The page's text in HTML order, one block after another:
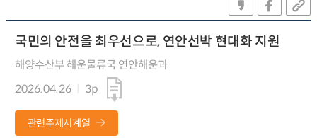
국민의 안전을 최우선으로, 연안선박 현대화 지원
해양수산부 해운물류국 연안해운과
2026.04.26
3p
관련주제시계열